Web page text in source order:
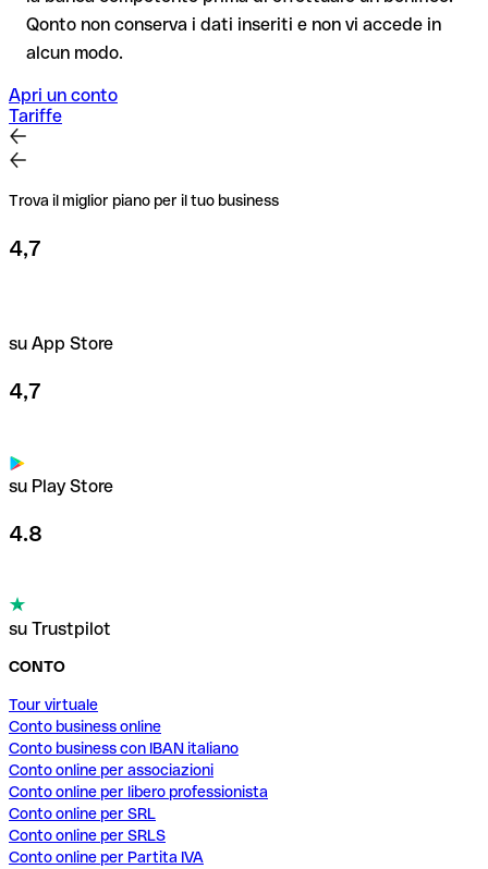
Consiglio: verifica ogni IBAN prima di un bonifico con il nostro
per importi elevati o nuovi rapporti commerciali.
Qonto non conserva i dati inseriti e non vi accede in
alcun modo.
Apri un conto
Tariffe
Trova il miglior piano per il tuo business
4,7
su App Store
4,7
su Play Store
4.8
su Trustpilot
CONTO
Tour virtuale
Conto business online
Conto business con IBAN italiano
Conto online per associazioni
Conto online per libero professionista
Conto online per SRL
Conto online per SRLS
Conto online per Partita IVA